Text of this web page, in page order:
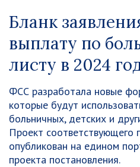
Бланк
выплату по
листу в 2024
ФСС разработала новые
которые будут
больничных, детских и
Проект соответствующего
опубликован на едином
проекта постановления.